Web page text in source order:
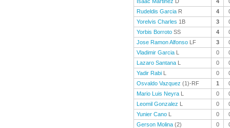
Rudeldis Garcia R 4
Yorelvis Charles 1B 3
Yorbis Borroto SS 4
Jose Ramon Alfonso LF 3
Vladimir Garcia L 0
Lazaro Santana L 0
Yadir Rabi L 0
Osvaldo Vazquez (1)-RF 1
Mario Luis Neyra L 0
Leomil Gonzalez L 0
Yunier Cano L 0
Gerson Molina (2) 0